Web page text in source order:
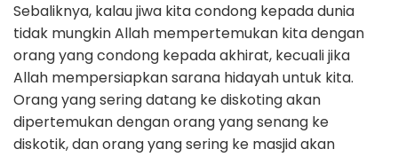
Sebaliknya, kalau jiwa kita condong kepada dunia
tidak mungkin Allah mempertemukan kita dengan
orang yang condong kepada akhirat, kecuali jika
Allah mempersiapkan sarana hidayah untuk kita.
Orang yang sering datang ke diskoting akan
dipertemukan dengan orang yang senang ke
diskotik, dan orang yang sering ke masjid akan